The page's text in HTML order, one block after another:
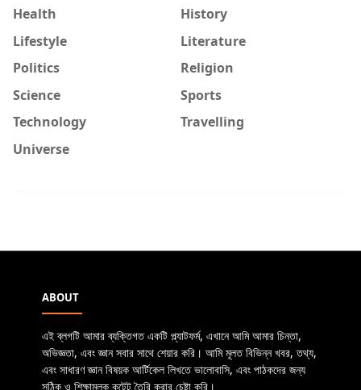
Health
History
Lifestyle
Literature
Politics
Religion
Science
Sports
Technology
Travelling
Universe
ABOUT
এই ব্লগটি আমার ব্যক্তিগত একটি প্ল্যাটফর্ম, এখানে আমি আমার চিন্তা,
অভিজ্ঞতা, এবং জ্ঞান সবার সাথে শেয়ার করি। আমি মূলত বিভিন্ন খবর, তথ্য,
এবং সাধারণ জ্ঞান বিষয়ক আর্টিকেল লিখতে ভালোবাসি, এবং পাঠকদের জন্য
সঠিক ও শিক্ষামূলক কন্টেন্ট তৈরি করার চেষ্টা করি।